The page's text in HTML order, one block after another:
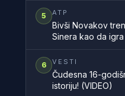
5 ATP
Bivši Novakov
Sinera kao da
6 VESTI
Čudesna 16-
istoriju! (VIDEO)